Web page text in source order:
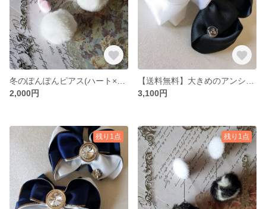
2,000円
3,100円
残り1点 残り1点